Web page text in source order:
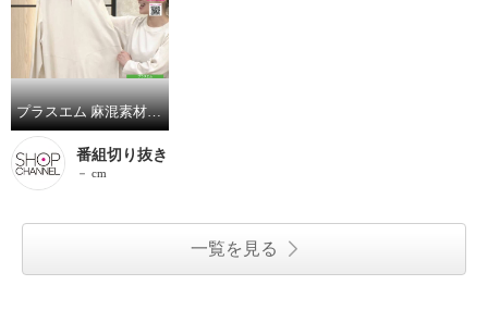
プラスエム 麻混素材 デザインワンピース
番組切り抜き
－ cm
一覧を見る